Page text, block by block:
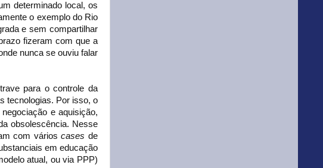
determinado local, os
o exemplo do Rio
e sem compartilhar
fizeram com que a
nunca se ouviu falar
para o controle da
tecnologias. Por isso, o
e aquisição,
obsolescência. Nesse
com várioscases de
em educação
atual, ou via PPP)